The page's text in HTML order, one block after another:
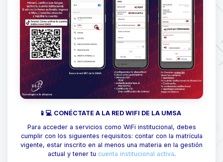
📱💻 CONÉCTATE A LA RED WIFI DE LA UMSA
Para acceder a servicios como WiFi institucional, debes
cumplir con los siguientes requisitos: contar con la matrícula
vigente, estar inscrito en al menos una materia en la gestión
actual y tener tu cuenta institucional activa.